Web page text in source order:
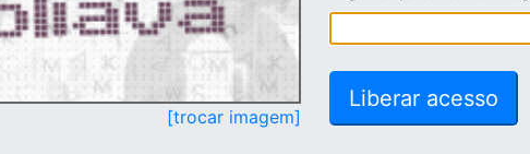
[trocar imagem]